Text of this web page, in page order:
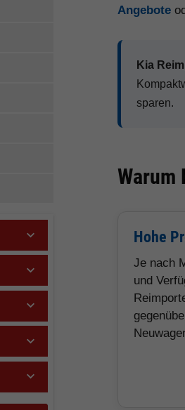
Angebote
Kia
sparen.
Warum
Hohe
Je nach
und